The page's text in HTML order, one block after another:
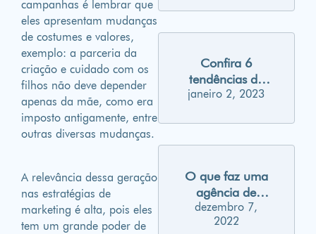
campanhas é lembrar que
eles apresentam mudanças
de costumes e valores,
exemplo: a parceria da
criação e cuidado com os
filhos não deve depender
apenas da mãe, como era
imposto antigamente, entre
outras diversas mudanças.
A relevância dessa geração
nas estratégias de
marketing é alta, pois eles
tem um grande poder de
Confira 6
tendências de
marketing para
janeiro 2, 2023
O que faz uma
agência de
publicidade?
dezembro 7,
2022